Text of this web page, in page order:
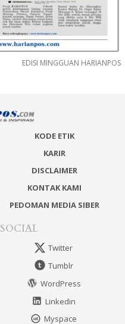
EDISI MINGGUAN HARIANPOS
KODE ETIK
KARIR
DISCLAIMER
KONTAK KAMI
PEDOMAN MEDIA SIBER
Twitter
Tumblr
WordPress
Linkedin
Myspace